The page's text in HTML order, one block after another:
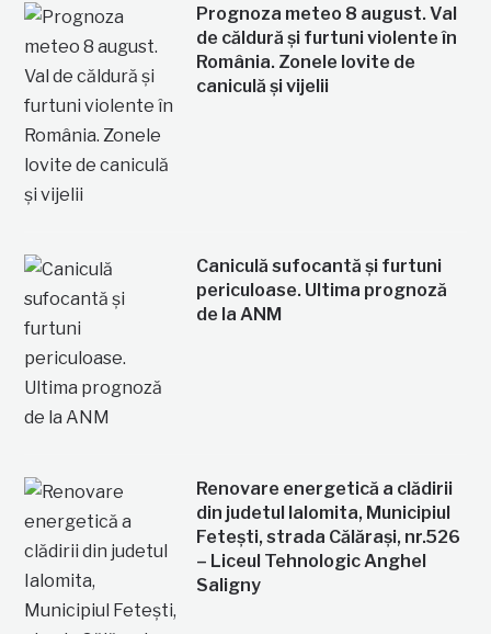
Prognoza meteo 8 august. Val
de căldură și furtuni violente în
România. Zonele lovite de
caniculă și vijelii
Caniculă sufocantă și furtuni
periculoase. Ultima prognoză
de la ANM
Renovare energetică a clădirii
din judetul Ialomita, Municipiul
Fetești, strada Călărași, nr.526
– Liceul Tehnologic Anghel
Saligny